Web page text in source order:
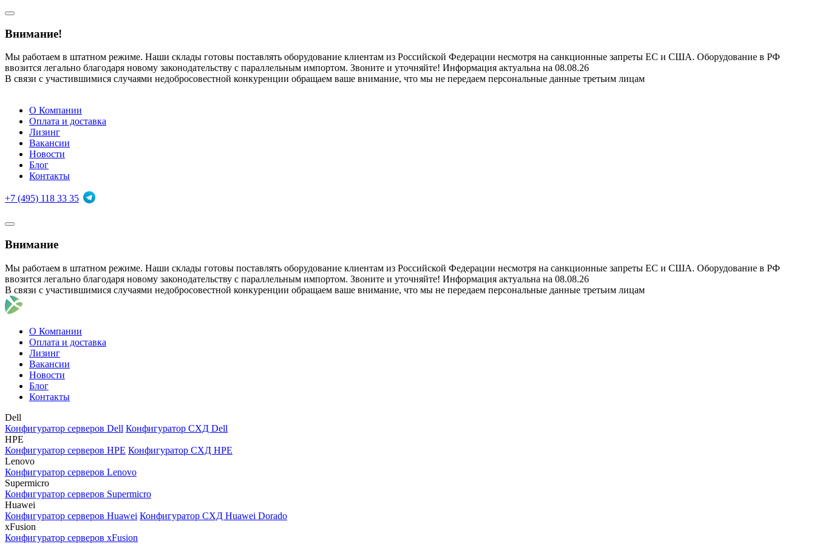
Внимание!
Мы работаем в штатном режиме. Наши склады готовы поставлять оборудование клиентам из Российской Федерации несмотря на санкционные запреты ЕС и США. Оборудование в РФ
ввозится легально благодаря новому законодательству с параллельным импортом. Звоните и уточняйте! Информация актуальна на 08.08.26
В связи с участившимися случаями недобросовестной конкуренции обращаем ваше внимание, что мы не передаем персональные данные третьим лицам
О Компании
Оплата и доставка
Лизинг
Вакансии
Новости
Блог
Контакты
+7 (495) 118 33 35
Внимание
Мы работаем в штатном режиме. Наши склады готовы поставлять оборудование клиентам из Российской Федерации несмотря на санкционные запреты ЕС и США. Оборудование в РФ
ввозится легально благодаря новому законодательству с параллельным импортом. Звоните и уточняйте! Информация актуальна на 08.08.26
В связи с участившимися случаями недобросовестной конкуренции обращаем ваше внимание, что мы не передаем персональные данные третьим лицам
О Компании
Оплата и доставка
Лизинг
Вакансии
Новости
Блог
Контакты
Dell
Конфигуратор серверов Dell Конфигуратор СХД Dell
HPE
Конфигуратор серверов HPE Конфигуратор СХД HPE
Lenovo
Конфигуратор серверов Lenovo
Supermicro
Конфигуратор серверов Supermicro
Huawei
Конфигуратор серверов Huawei Конфигуратор СХД Huawei Dorado
xFusion
Конфигуратор серверов xFusion